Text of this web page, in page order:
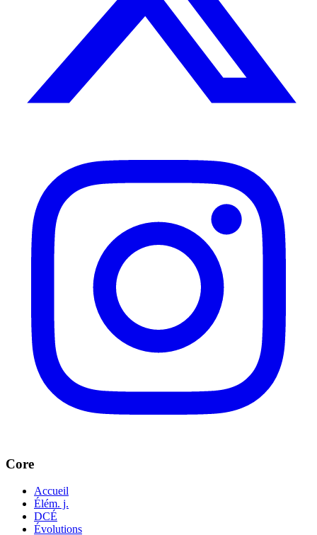
Core
Accueil
Élém. j.
DCÉ
Évolutions